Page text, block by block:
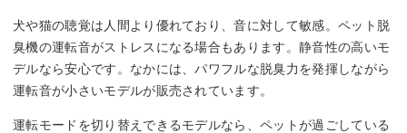
犬や猫の聴覚は人間より優れており、音に対して敏感。ペット脱
臭機の運転音がストレスになる場合もあります。静音性の高いモ
デルなら安心です。なかには、パワフルな脱臭力を発揮しながら
運転音が小さいモデルが販売されています。
運転モードを切り替えできるモデルなら、ペットが過ごしている